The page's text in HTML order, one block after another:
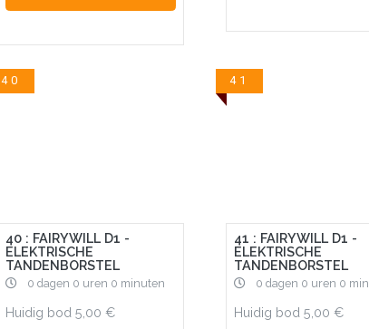
40
40 : FAIRYWILL D1 -
ELEKTRISCHE
TANDENBORSTEL
0 dagen 0 uren 0 minuten
Huidig bod 5,00
41
41 : FAIRYWILL D1 -
ELEKTRISCHE
TANDENBORSTEL
0 dagen 0 uren 0
Huidig bod 5,00